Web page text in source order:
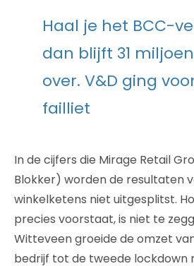
Haal je het BCC-
dan blijft 31
over. V&D ging
failliet
In de cijfers die Mirage Retail
Blokker) worden de resultaten
winkelketens niet uitgesplitst.
precies voorstaat, is niet te
Witteveen groeide de omzet
bedrijf tot de tweede lockdown